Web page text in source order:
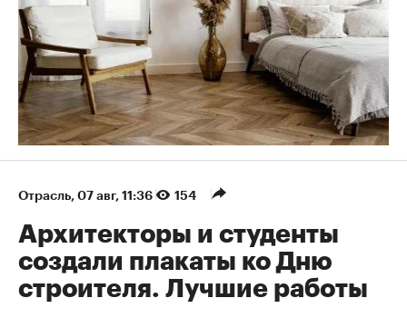
Отрасль 07 авг, 11:36 154
Архитекторы и студенты
создали плакаты ко Дню
строителя. Лучшие работы